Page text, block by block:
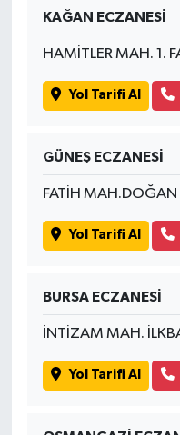
KAĞAN ECZANESİ
HAMİTLER MAH. 1.
Yol Tarifi Al
GÜNEŞ ECZANESİ
FATİH
Yol Tarifi Al
BURSA ECZANESİ
İNTİZAM MAH.
Yol Tarifi Al